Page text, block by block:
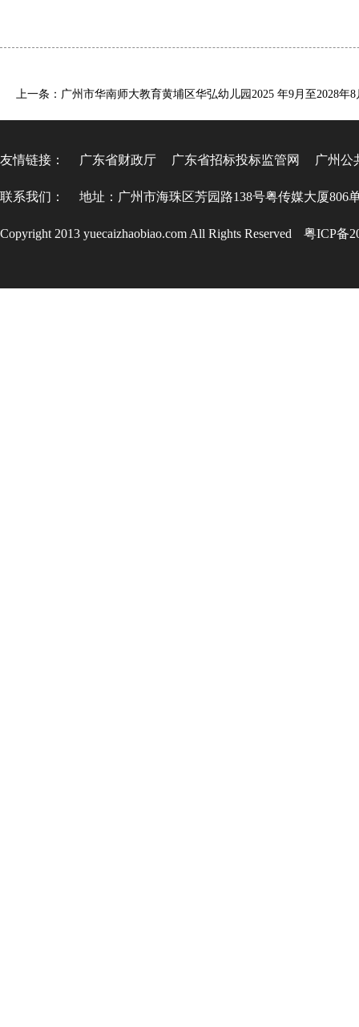
友情链接： 广东省财政厅 广东省招标投标监管网 广州公
联系我们： 地址：广州市海珠区芳园路138号粤传媒大厦806
Copyright 2013 yuecaizhaobiao.com All Rights Reserved 粤ICP备